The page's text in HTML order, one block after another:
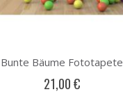
Bunte Bäume Fototapete
21,00 €